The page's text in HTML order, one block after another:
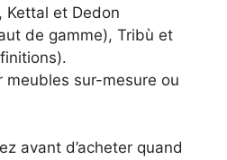
Kettal et Dedon
de gamme), Tribù et
meubles sur-mesure ou
avant d’acheter quand